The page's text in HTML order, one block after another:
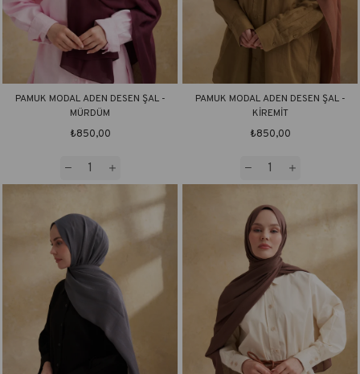
PAMUK MODAL ADEN DESEN ŞAL -
MÜRDÜM
₺850,00
PAMUK MODAL ADEN DESEN ŞAL -
KİREMİT
₺850,00